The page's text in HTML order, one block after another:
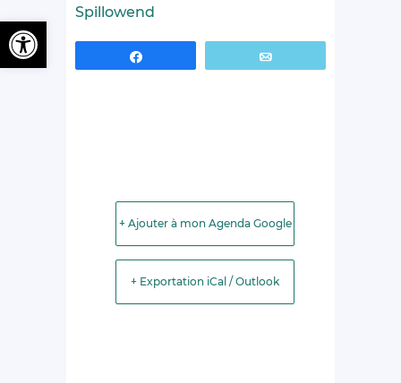
Spillowend
+ Ajouter à mon Agenda Google
+ Exportation iCal / Outlook
Ouvrir la barre d’outils